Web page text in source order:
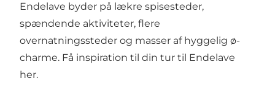
Endelave byder på lækre spisesteder,
spændende aktiviteter, flere
overnatningssteder og masser af hyggelig ø-
charme. Få inspiration til din tur til Endelave
her.